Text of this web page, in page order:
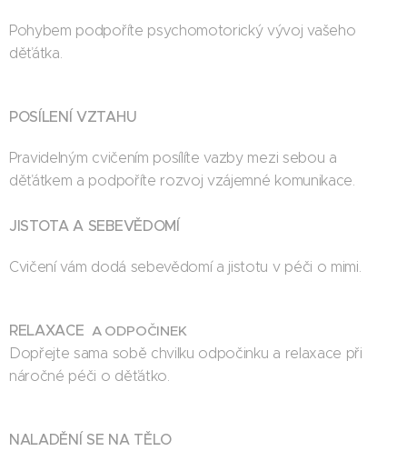
Pohybem podpoříte psychomotorický vývoj vašeho
děťátka.
POSÍLENÍ VZTAHU
Pravidelným cvičením posílíte vazby mezi sebou a
děťátkem a podpoříte rozvoj vzájemné komunikace.
JISTOTA A SEBEVĚDOMÍ
Cvičení vám dodá sebevědomí a jistotu v péči o mimi.
RELAXACE A ODPOČINEK
Dopřejte sama sobě chvilku odpočinku a relaxace při
náročné péči o děťátko.
NALADĚNÍ SE NA TĚLO